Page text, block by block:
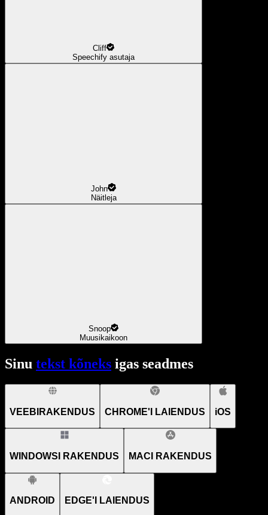
Cliff
Speechify asutaja
John
Näitleja
Snoop
Muusikaikoon
Sinu tekst kõneks igas seadmes
VEEBIRAKENDUS CHROME'I LAIENDUS iOS
WINDOWSI RAKENDUS MACI RAKENDUS
ANDROID EDGE'I LAIENDUS